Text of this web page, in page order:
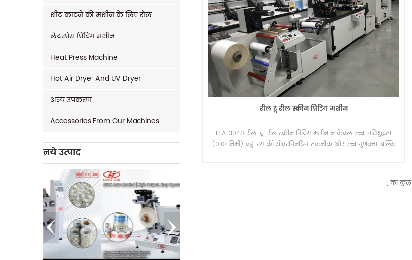
शीट काटने की मशीन के लिए रोल
लेटरप्रेस प्रिंटिंग मशीन
Heat Press Machine
Hot Air Dryer And UV Dryer
अन्य उपकरण
Accessories From Our Machines
नये उत्पाद
रील टू रील स्क्रीन प्रिंटिंग मशीन
LTA-3040 रील-टू-रील स्क्रीन प्रिंटिंग मशीन न केवल उच्च-परिशुद्धता
(0.01 मिमी) बहु-रंग की ओवरप्रिनटिंग तकनीक और उच्च गुणवत्ता, बल्कि
का कुल